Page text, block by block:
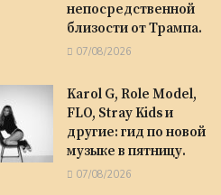
непосредственной
близости от Трампа.
07/08/2026
Karol G, Role Model,
FLO, Stray Kids и
другие: гид по новой
музыке в пятницу.
07/08/2026